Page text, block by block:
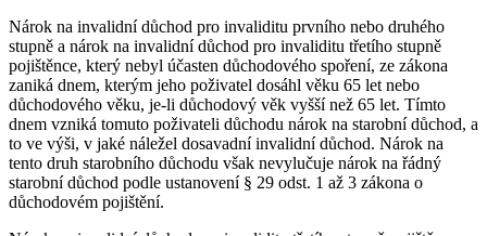
Nárok na invalidní důchod pro invaliditu prvního nebo druhého
stupně a nárok na invalidní důchod pro invaliditu třetího stupně
pojištěnce, který nebyl účasten důchodového spoření, ze zákona
zaniká dnem, kterým jeho poživatel dosáhl věku 65 let nebo
důchodového věku, je-li důchodový věk vyšší než 65 let. Tímto
dnem vzniká tomuto poživateli důchodu nárok na starobní důchod, a
to ve výši, v jaké náležel dosavadní invalidní důchod. Nárok na
tento druh starobního důchodu však nevylučuje nárok na řádný
starobní důchod podle ustanovení § 29 odst. 1 až 3 zákona o
důchodovém pojištění.